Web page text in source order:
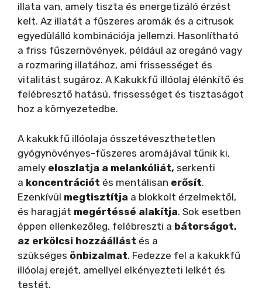
illata van, amely tiszta és energetizáló érzést
kelt. Az illatát a fűszeres aromák és a citrusok
egyedülálló kombinációja jellemzi. Hasonlítható
a friss fűszernövények, például az oregánó vagy
a rozmaring illatához, ami frissességet és
vitalitást sugároz. A Kakukkfű illóolaj élénkítő és
felébresztő hatású, frissességet és tisztaságot
hoz a környezetedbe.
A kakukkfű illóolaja összetéveszthe­tetlen
gyógynövényes-fűszeres aromájával tűnik ki,
amely eloszlatja a melankóliát, serkenti
a koncentrációt és mentálisan erősít.
Ezenkívül megtisztítja a blokkolt érzelmektől,
és haragját megértéssé alakítja. Sok esetben
éppen ellenkezőleg, felébreszti a bátorságot,
az erkölcsi hozzáállást és a
szükséges önbizalmat. Fedezze fel a kakukkfű
illóolaj erejét, amellyel elkényezteti lelkét és
testét.